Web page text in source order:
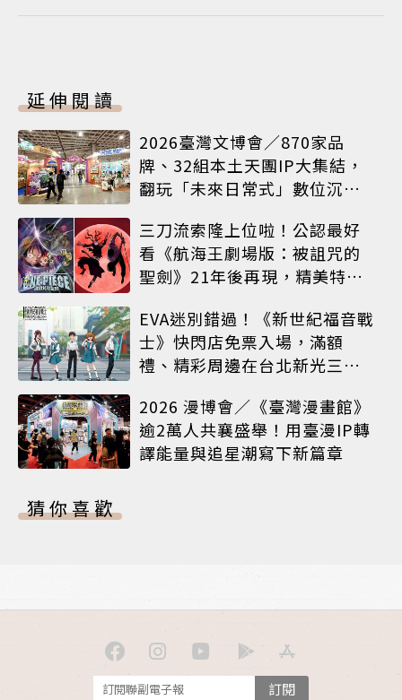
延伸閱讀
2026臺灣文博會／870家品
牌、32組本土天團IP大集結，
翻玩「未來日常式」數位沉浸
三刀流索隆上位啦！公認最好
看《航海王劇場版：被詛咒的
聖劍》21年後再現，精美特典
EVA迷別錯過！《新世紀福音戰
士》快閃店免票入場，滿額
禮、精彩周邊在台北新光三越
2026 漫博會／《臺灣漫畫館》
逾2萬人共襄盛舉！用臺漫IP轉
譯能量與追星潮寫下新篇章
猜你喜歡
訂閱